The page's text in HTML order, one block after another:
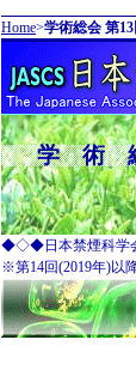
Home>学術総会 第
学 術
◆◇◆日本禁煙科学
※第14回(2019年)以